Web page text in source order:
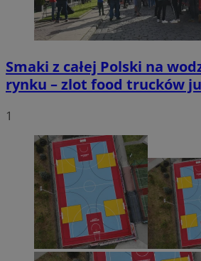
Smaki z całej Polski na
rynku – zlot food trucków
1